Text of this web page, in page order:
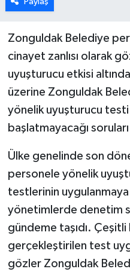
Zonguldak Belediye
cinayet zanlısı olarak
uyuşturucu etkisi
üzerine Zonguldak
yönelik uyuşturucu testi
başlatmayacağı
Ülke genelinde son
personele yönelik
testlerinin uygulanmaya
yönetimlerde denetim
gündeme taşıdı.
gerçekleştirilen test
gözler Zonguldak